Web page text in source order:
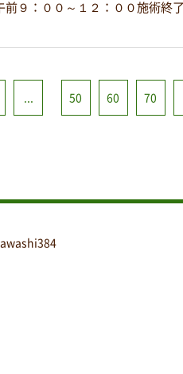
９：００～１２：００施術終
50 60 70